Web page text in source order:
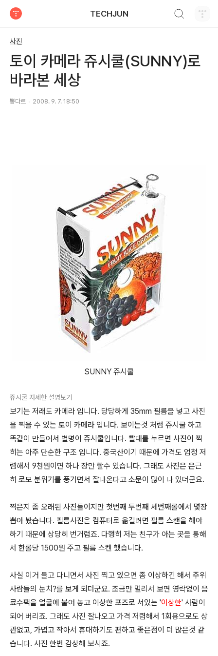
TECHJUN
사진
토이 카메라 쥬시쿨(SUNNY)로
바라본 세상
뽕다르 2008. 9. 7. 18:50
SUNNY 쥬시쿨
쥬시쿨 자세한 설명보기
보기는 저래도 카메라 입니다. 당당하게 35mm 필름을 넣고 사진
을 찍을 수 있는 토이 카메라 입니다. 보이는것 처럼 쥬시쿨 하고
똑같이 만들어서 별명이 쥬시쿨입니다. 빨대를 누르면 사진이 찍
히는 아주 단순한 구조 입니다. 중국산이기 때문에 가격도 엄청 저
렴해서 9천원이면 하나 장만 할수 있습니다. 그래도 사진은 은근
히 로모 분위기를 풍기면서 잘나온다고 소문이 많이 나 있더군요.
찍은지 좀 오래된 사진들이지만 첫번째 두번째 세번째롤에서 몇장
뽑아 봤습니다. 필름사진은 컴퓨터로 옮길려면 필름 스캔을 해야
하기 때문에 상당히 번거럽죠. 다행히 저는 친구가 아는 곳을 통해
서 한롤당 1500원 주고 필름 스켄 했습니다.
사실 이거 들고 다니면서 사진 찍고 있으면 좀 이상하긴 해서 주위
사람들의 눈치?를 보게 되더군요. 조금만 멀리서 보면 영락없이 음
료수팩을 얼굴에 붙여 놓고 이상한 포즈로 서있는 '이상한' 사람이
되어 버리죠. 그래도 사진 잘나오고 가격 저렴해서 1회용으로도 상
관없고, 가볍고 작아서 휴대하기도 편하고 좋은점이 더 많은것 같
습니다. 사진 한번 감상해 보시죠.